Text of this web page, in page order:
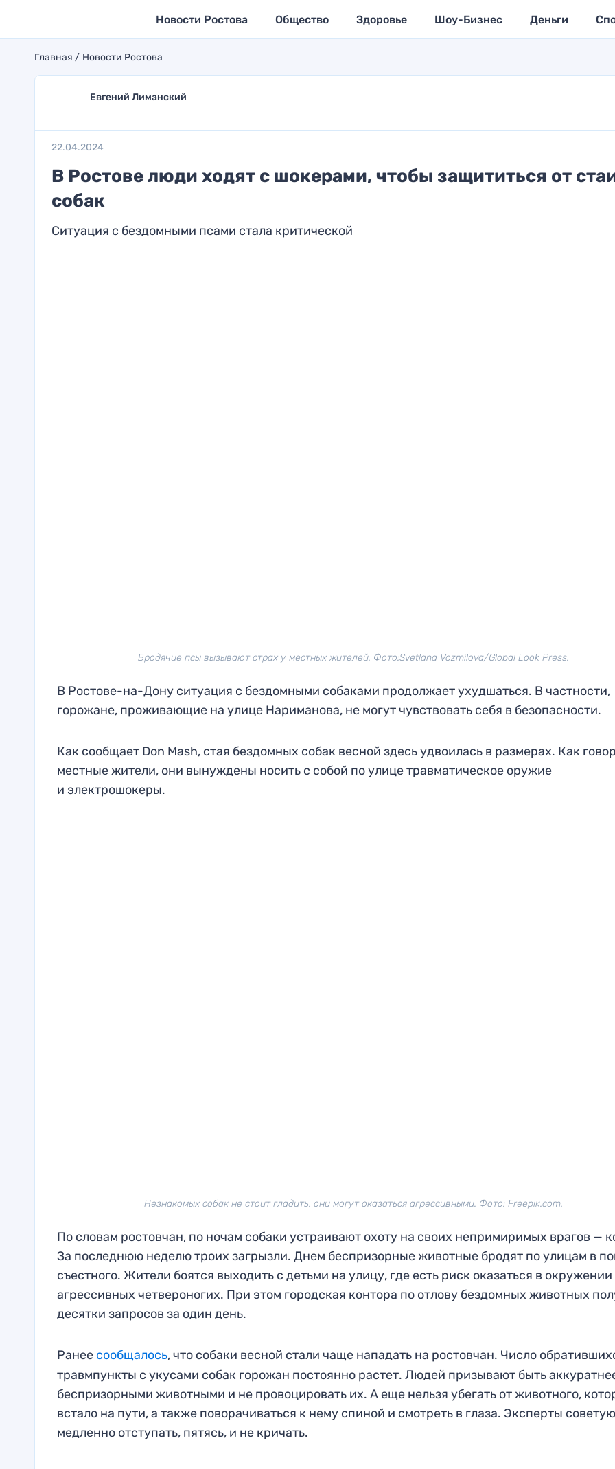
Новости Ростова Общество Здоровье Шоу-Бизнес Деньги
Главная Новости Ростова
Евгений Лиманский
22.04.2024
В Ростове люди ходят с шокерами, чтобы защититься от
собак
Ситуация с бездомными псами стала критической
Бродячие псы вызывают страх у местных жителей. Фото:Svetlana Vozmilova/Global Look Press.
В Ростове-на-Дону ситуация с бездомными собаками продолжает ухудшаться. В частности,
горожане, проживающие на улице Нариманова, не могут чувствовать себя в безопасности.
Как сообщает Don Mash, стая бездомных собак весной здесь удвоилась в размерах. Как
местные жители, они вынуждены носить с собой по улице травматическое оружие
и электрошокеры.
Незнакомых собак не стоит гладить, они могут оказаться агрессивными. Фото: Freepik.com.
По словам ростовчан, по ночам собаки устраивают охоту на своих непримиримых врагов —
За последнюю неделю троих загрызли. Днем беспризорные животные бродят по улицам в
съестного. Жители боятся выходить с детьми на улицу, где есть риск оказаться в окружении
агрессивных четвероногих. При этом городская контора по отлову бездомных животных
десятки запросов за один день.
Ранее сообщалось, что собаки весной стали чаще нападать на ростовчан. Число
травмпункты с укусами собак горожан постоянно растет. Людей призывают быть
беспризорными животными и не провоцировать их. А еще нельзя убегать от животного,
встало на пути, а также поворачиваться к нему спиной и смотреть в глаза. Эксперты
медленно отступать, пятясь, и не кричать.